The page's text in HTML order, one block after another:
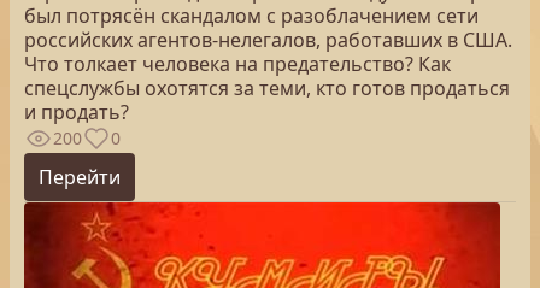
был потрясён скандалом с разоблачением сети
российских агентов-нелегалов, работавших в США.
Что толкает человека на предательство? Как
спецслужбы охотятся за теми, кто готов продаться
и продать?
200 0
Перейти